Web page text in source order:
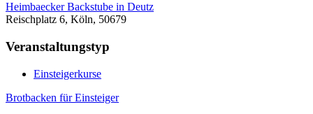
Heimbaecker Backstube in Deutz
Reischplatz 6, Köln, 50679
Veranstaltungstyp
Einsteigerkurse
Brotbacken für Einsteiger